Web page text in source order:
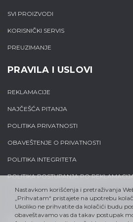
Nastavkom korišćenja i pretraživanja
„Prihvatam“ pristajete na upotrebu
Ukoliko ne prihvatite da kolačići budu
obaveštavamo vas da takav postupak
SVI PROIZVODI
KORISNIČKI SERVIS
PREUZIMANJE
PRAVILA I USLOVI
REKLAMACIJE
NAJČEŠĆA PITANJA
POLITIKA PRIVATNOSTI
OBAVEŠTENJE O PRIVATNOSTI
POLITIKA INTEGRITETA
POLITIKA POSTUPANJA PO
Sva prava su zadržana, Alfa-Plam